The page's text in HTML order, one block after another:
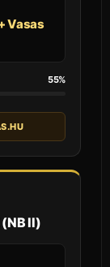
Vasas
55%
II)